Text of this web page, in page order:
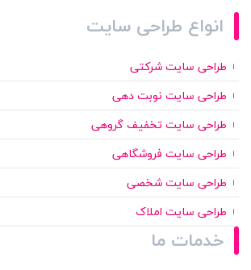
انواع طراحی سایت
طراحی سایت شرکتی
طراحی سایت نوبت دهی
طراحی سایت تخفیف گروهی
طراحی سایت فروشگاهی
طراحی سایت شخصی
طراحی سایت املاک
خدمات ما